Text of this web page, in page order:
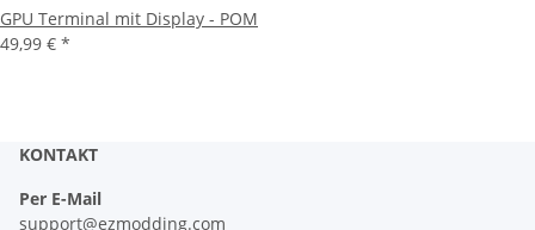
GPU Terminal mit Display - POM
49,99 € *
KONTAKT
Per E-Mail
support@ezmodding.com